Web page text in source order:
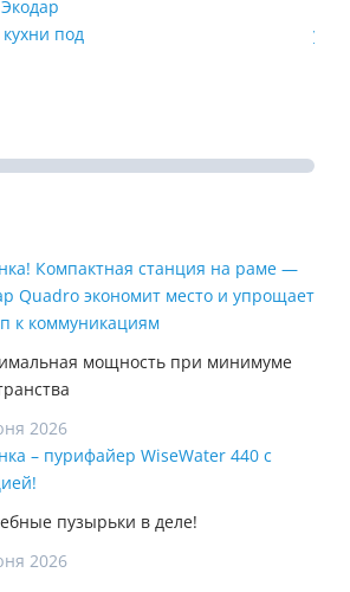
под
Компактная станция на раме —
Quadro экономит место и упрощает
к коммуникациям
мощность при минимуме
2026
– пурифайер WiseWater 440 с
пузырьки в деле!
2026